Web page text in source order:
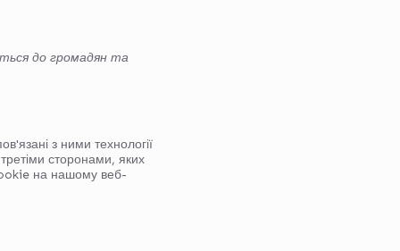
до громадян та
з ними технології
сторонами, яких
на нашому веб-